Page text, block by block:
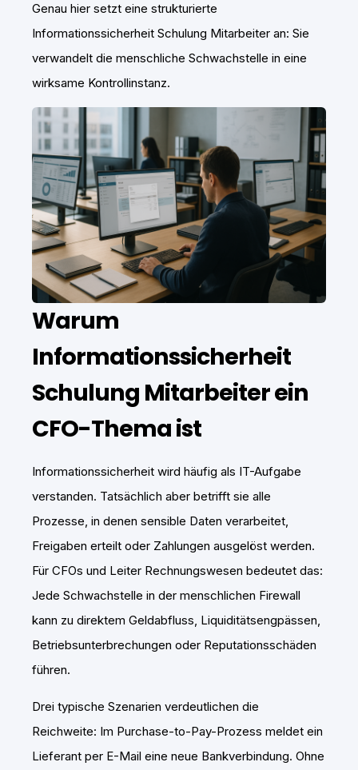
Genau hier setzt eine strukturierte
Informationssicherheit Schulung Mitarbeiter an: Sie
verwandelt die menschliche Schwachstelle in eine
wirksame Kontrollinstanz.
Warum
Informationssicherheit
Schulung Mitarbeiter ein
CFO-Thema ist
Informationssicherheit wird häufig als IT-Aufgabe
verstanden. Tatsächlich aber betrifft sie alle
Prozesse, in denen sensible Daten verarbeitet,
Freigaben erteilt oder Zahlungen ausgelöst werden.
Für CFOs und Leiter Rechnungswesen bedeutet das:
Jede Schwachstelle in der menschlichen Firewall
kann zu direktem Geldabfluss, Liquiditätsengpässen,
Betriebsunterbrechungen oder Reputationsschäden
führen.
Drei typische Szenarien verdeutlichen die
Reichweite: Im Purchase-to-Pay-Prozess meldet ein
Lieferant per E-Mail eine neue Bankverbindung. Ohne